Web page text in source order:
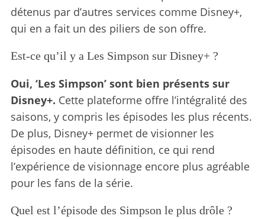
détenus par d’autres services comme Disney+,
qui en a fait un des piliers de son offre.
Est-ce qu’il y a Les Simpson sur Disney+ ?
Oui, ‘Les Simpson’ sont bien présents sur
Disney+. Cette plateforme offre l’intégralité des
saisons, y compris les épisodes les plus récents.
De plus, Disney+ permet de visionner les
épisodes en haute définition, ce qui rend
l’expérience de visionnage encore plus agréable
pour les fans de la série.
Quel est l’épisode des Simpson le plus drôle ?